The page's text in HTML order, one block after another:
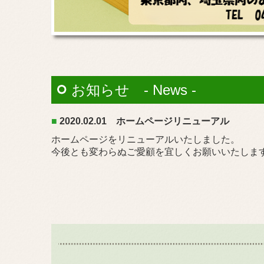
お知らせ - News -
■ 2020.02.01 ホームページリニューアル
ホームページをリニューアルいたしました。
今後とも変わらぬご愛顧を宜しくお願いいたしま